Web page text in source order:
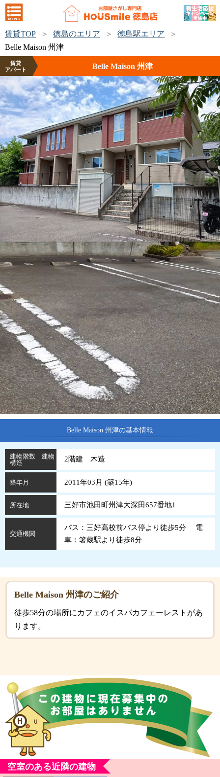
賃貸TOP 徳島のエリア
徳島駅エリア
Belle Maison 州津
賃貸
アパート
Belle Maison 州津
Belle Maison 州津の基本情報
建物階数 建物
構造
2階建 木造
築年月 2011年03月 (築15年)
所在地 三好市池田町州津大深田657番地1
交通機関
バス：三好高校前バス停より徒歩5分 電
車：箸蔵駅より徒歩8分
Belle Maison 州津のご紹介
徒歩58分の場所にカフェのイスバカフェーレストがあ
ります。
空室のある近隣の建物